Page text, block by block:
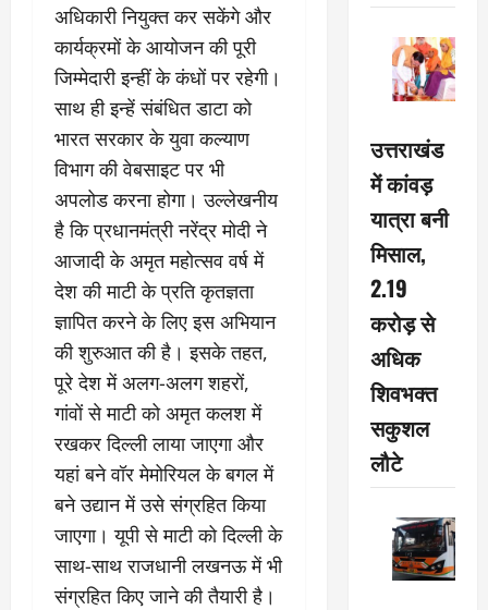
अधिकारी नियुक्त कर सकेंगे और
कार्यक्रमों के आयोजन की पूरी
जिम्मेदारी इन्हीं के कंधों पर रहेगी।
साथ ही इन्हें संबंधित डाटा को
भारत सरकार के युवा कल्याण
विभाग की वेबसाइट पर भी
अपलोड करना होगा। उल्लेखनीय
है कि प्रधानमंत्री नरेंद्र मोदी ने
आजादी के अमृत महोत्सव वर्ष में
देश की माटी के प्रति कृतज्ञता
ज्ञापित करने के लिए इस अभियान
की शुरुआत की है। इसके तहत,
पूरे देश में अलग-अलग शहरों,
गांवों से माटी को अमृत कलश में
रखकर दिल्ली लाया जाएगा और
यहां बने वॉर मेमोरियल के बगल में
बने उद्यान में उसे संग्रहित किया
जाएगा। यूपी से माटी को दिल्ली के
साथ-साथ राजधानी लखनऊ में भी
संग्रहित किए जाने की तैयारी है।
उत्तराखंड
में कांवड़
यात्रा बनी
मिसाल,
2.19
करोड़ से
अधिक
शिवभक्त
सकुशल
लौटे